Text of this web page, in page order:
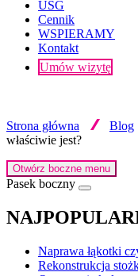
USG
Cennik
WSPIERAMY
Kontakt
Umów wizytę
Strona główna Blog
właściwie jest?
Otwórz boczne menu
Pasek boczny
Naprawa łąkotki
Rekonstrukcja